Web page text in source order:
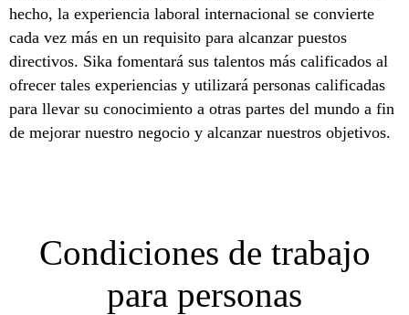
hecho, la experiencia laboral internacional se convierte
cada vez más en un requisito para alcanzar puestos
directivos. Sika fomentará sus talentos más calificados al
ofrecer tales experiencias y utilizará personas calificadas
para llevar su conocimiento a otras partes del mundo a fin
de mejorar nuestro negocio y alcanzar nuestros objetivos.
Condiciones de trabajo
para personas